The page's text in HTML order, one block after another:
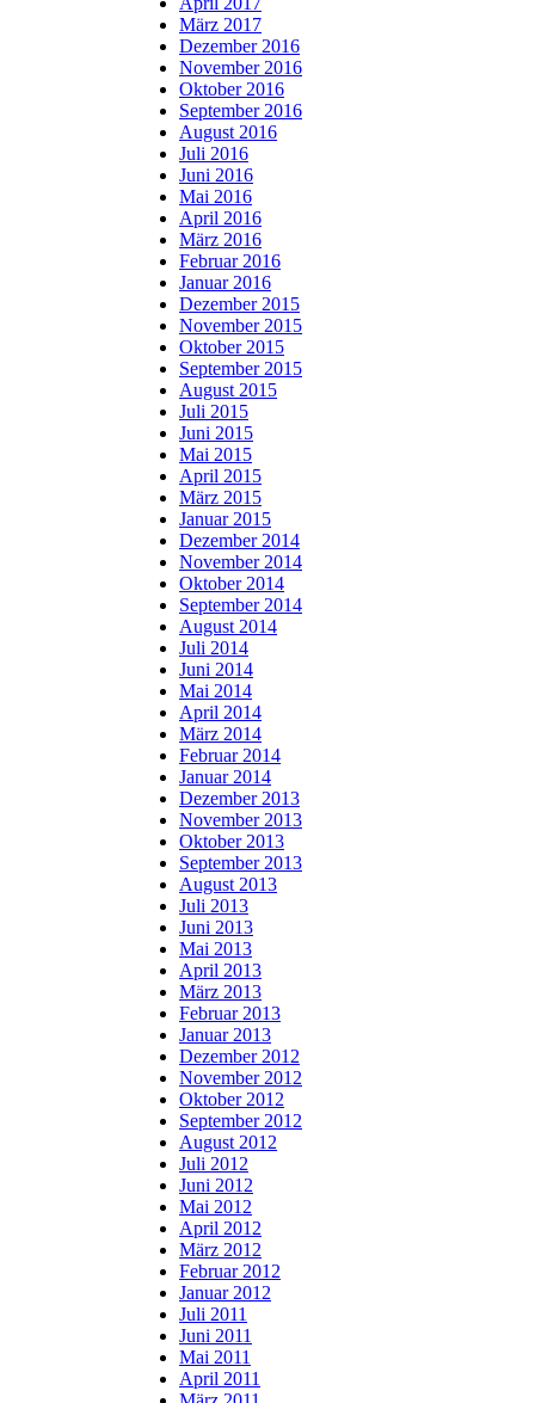
März 2017
Dezember 2016
November 2016
Oktober 2016
September 2016
August 2016
Juli 2016
Juni 2016
Mai 2016
April 2016
März 2016
Februar 2016
Januar 2016
Dezember 2015
November 2015
Oktober 2015
September 2015
August 2015
Juli 2015
Juni 2015
Mai 2015
April 2015
März 2015
Januar 2015
Dezember 2014
November 2014
Oktober 2014
September 2014
August 2014
Juli 2014
Juni 2014
Mai 2014
April 2014
März 2014
Februar 2014
Januar 2014
Dezember 2013
November 2013
Oktober 2013
September 2013
August 2013
Juli 2013
Juni 2013
Mai 2013
April 2013
März 2013
Februar 2013
Januar 2013
Dezember 2012
November 2012
Oktober 2012
September 2012
August 2012
Juli 2012
Juni 2012
Mai 2012
April 2012
März 2012
Februar 2012
Januar 2012
Juli 2011
Juni 2011
Mai 2011
April 2011